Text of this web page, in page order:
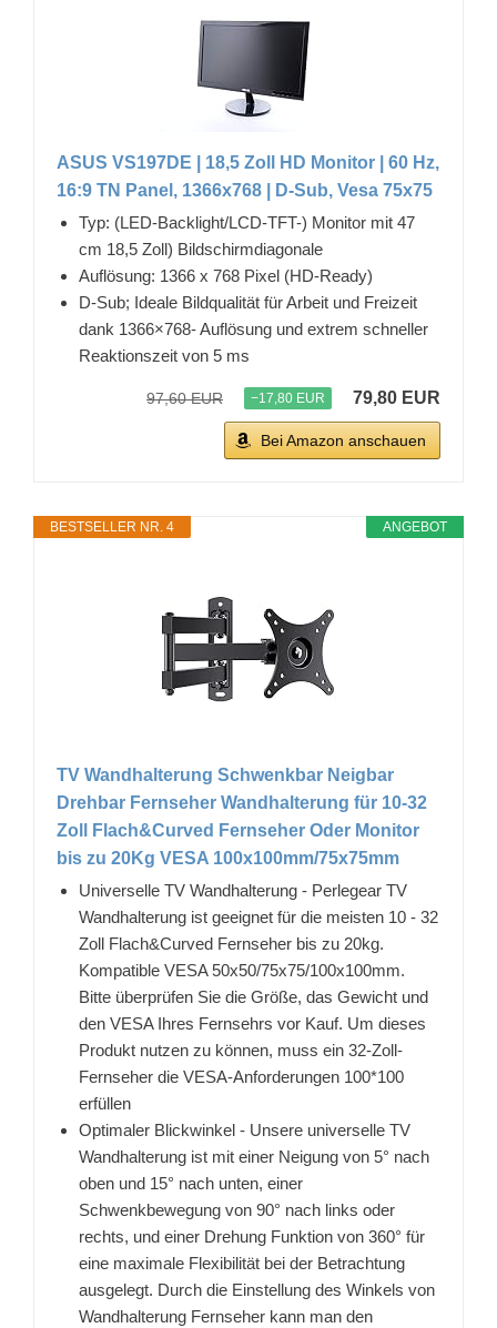
ASUS VS197DE | 18,5 Zoll HD Monitor | 60 Hz,
16:9 TN Panel, 1366x768 | D-Sub, Vesa 75x75
Typ: (LED-Backlight/LCD-TFT-) Monitor mit 47
cm 18,5 Zoll) Bildschirmdiagonale
Auflösung: 1366 x 768 Pixel (HD-Ready)
D-Sub; Ideale Bildqualität für Arbeit und Freizeit
dank 1366×768- Auflösung und extrem schneller
Reaktionszeit von 5 ms
97,60 EUR −17,80 EUR 79,80 EUR
Bei Amazon anschauen
ANGEBOT
BESTSELLER NR. 4
TV Wandhalterung Schwenkbar Neigbar
Drehbar Fernseher Wandhalterung für 10-32
Zoll Flach&Curved Fernseher Oder Monitor
bis zu 20Kg VESA 100x100mm/75x75mm
Universelle TV Wandhalterung - Perlegear TV
Wandhalterung ist geeignet für die meisten 10 - 32
Zoll Flach&Curved Fernseher bis zu 20kg.
Kompatible VESA 50x50/75x75/100x100mm.
Bitte überprüfen Sie die Größe, das Gewicht und
den VESA Ihres Fernsehrs vor Kauf. Um dieses
Produkt nutzen zu können, muss ein 32-Zoll-
Fernseher die VESA-Anforderungen 100*100
erfüllen
Optimaler Blickwinkel - Unsere universelle TV
Wandhalterung ist mit einer Neigung von 5° nach
oben und 15° nach unten, einer
Schwenkbewegung von 90° nach links oder
rechts, und einer Drehung Funktion von 360° für
eine maximale Flexibilität bei der Betrachtung
ausgelegt. Durch die Einstellung des Winkels von
Wandhalterung Fernseher kann man den